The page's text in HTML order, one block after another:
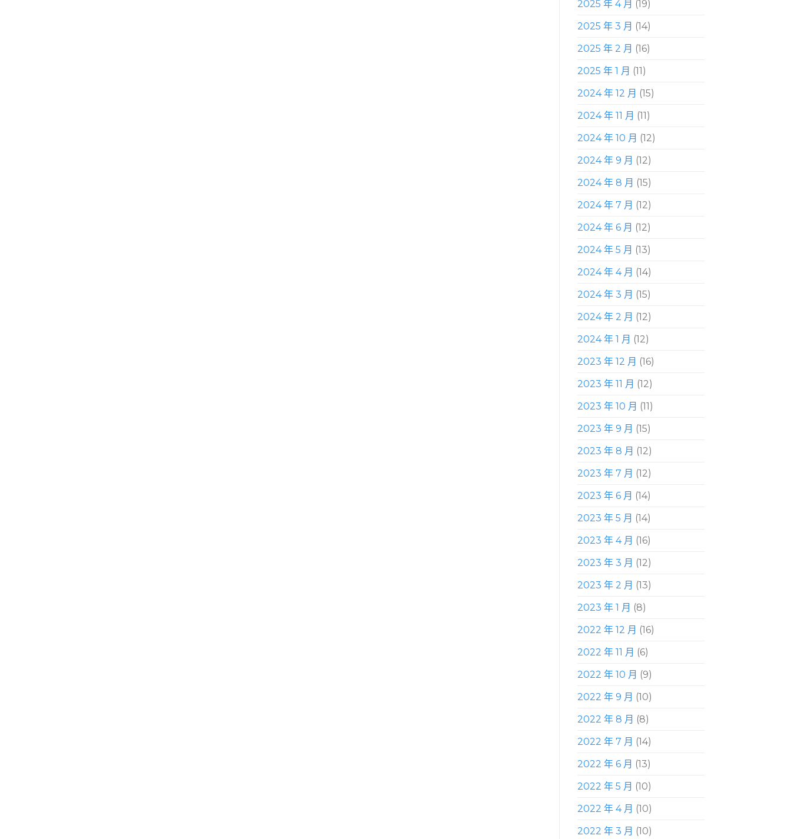
2025 年 4 月 (19)
2025 年 3 月 (14)
2025 年 2 月 (16)
2025 年 1 月 (11)
2024 年 12 月 (15)
2024 年 11 月 (11)
2024 年 10 月 (12)
2024 年 9 月 (12)
2024 年 8 月 (15)
2024 年 7 月 (12)
2024 年 6 月 (12)
2024 年 5 月 (13)
2024 年 4 月 (14)
2024 年 3 月 (15)
2024 年 2 月 (12)
2024 年 1 月 (12)
2023 年 12 月 (16)
2023 年 11 月 (12)
2023 年 10 月 (11)
2023 年 9 月 (15)
2023 年 8 月 (12)
2023 年 7 月 (12)
2023 年 6 月 (14)
2023 年 5 月 (14)
2023 年 4 月 (16)
2023 年 3 月 (12)
2023 年 2 月 (13)
2023 年 1 月 (8)
2022 年 12 月 (16)
2022 年 11 月 (6)
2022 年 10 月 (9)
2022 年 9 月 (10)
2022 年 8 月 (8)
2022 年 7 月 (14)
2022 年 6 月 (13)
2022 年 5 月 (10)
2022 年 4 月 (10)
2022 年 3 月 (10)